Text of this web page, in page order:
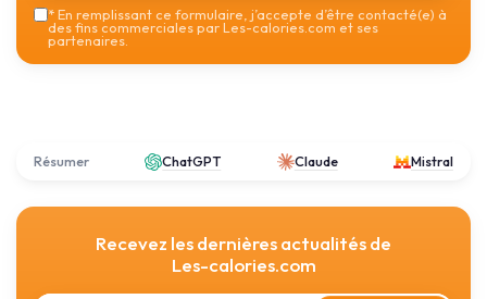
*En remplissant ce formulaire, j’accepte d’être contacté(e) à
des fins commerciales par Les-calories.com et ses
partenaires.
Résumer ChatGPT Claude Mistral
Recevez les dernières actualités de
Les-calories.com